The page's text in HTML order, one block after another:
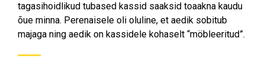
tagasihoidlikud tubased kassid saaksid toaakna kaudu
õue minna. Perenaisele oli oluline, et aedik sobitub
majaga ning aedik on kassidele kohaselt “möbleeritud”.